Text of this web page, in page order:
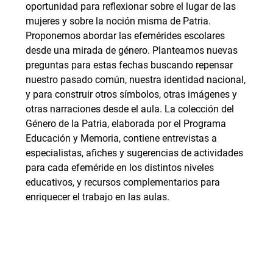
oportunidad para reflexionar sobre el lugar de las
mujeres y sobre la noción misma de Patria.
Proponemos abordar las efemérides escolares
desde una mirada de género. Planteamos nuevas
preguntas para estas fechas buscando repensar
nuestro pasado común, nuestra identidad nacional,
y para construir otros símbolos, otras imágenes y
otras narraciones desde el aula. La colección del
Género de la Patria, elaborada por el Programa
Educación y Memoria, contiene entrevistas a
especialistas, afiches y sugerencias de actividades
para cada efeméride en los distintos niveles
educativos, y recursos complementarios para
enriquecer el trabajo en las aulas.